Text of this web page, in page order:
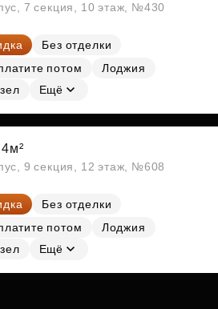
7 секция, 10 этаж, №430
Без отделки
потом
Лоджия
Ещё
9 секция, 12 этаж, №608
Без отделки
потом
Лоджия
Ещё